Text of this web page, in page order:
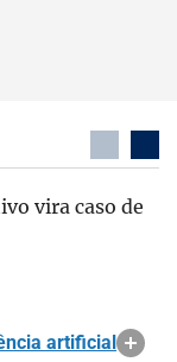
vira caso de
artificial